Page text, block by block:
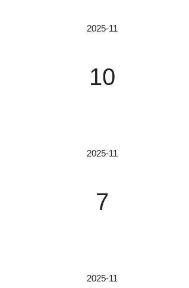
山药成分无损检测：手持
质量控制水平、实现规范
2025-11
10
基于手持式1064nm拉曼
定性识别，设备采用了制
2025-11
7
湖工大团队：拓扑半金属
2025-11